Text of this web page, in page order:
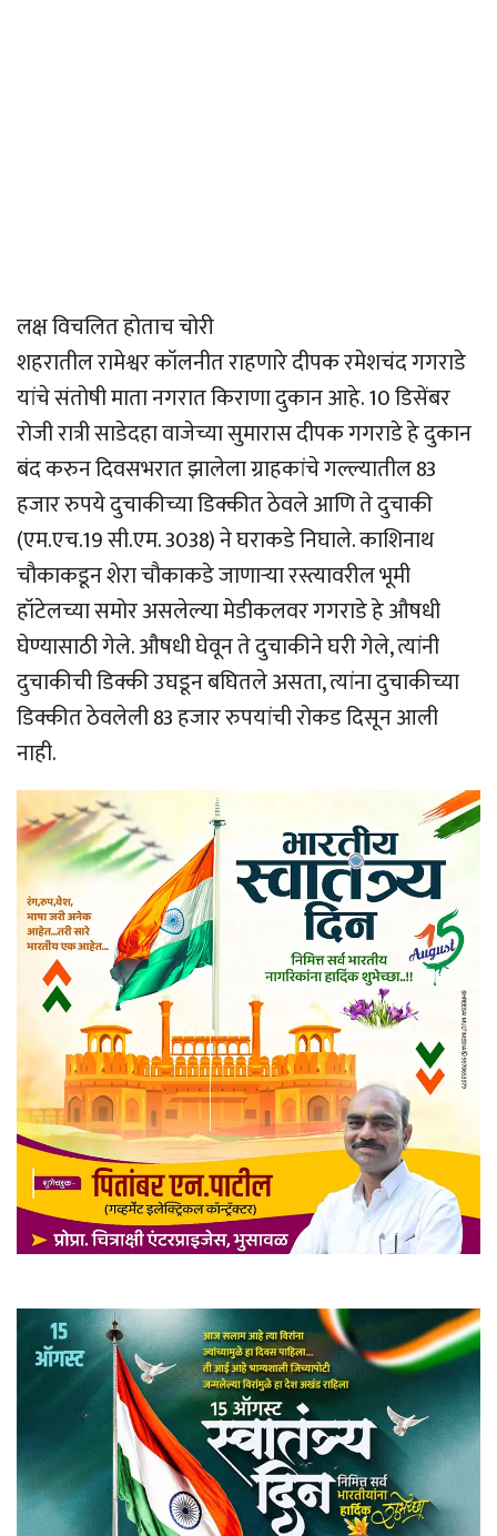
लक्ष विचलित होताच चोरी
शहरातील रामेश्वर कॉलनीत राहणारे दीपक रमेशचंद गगराडे
यांचे संतोषी माता नगरात किराणा दुकान आहे. 10 डिसेंबर
रोजी रात्री साडेदहा वाजेच्या सुमारास दीपक गगराडे हे दुकान
बंद करुन दिवसभरात झालेला ग्राहकांचे गल्ल्यातील 83
हजार रुपये दुचाकीच्या डिक्कीत ठेवले आणि ते दुचाकी
(एम.एच.19 सी.एम. 3038) ने घराकडे निघाले. काशिनाथ
चौकाकडून शेरा चौकाकडे जाणार्‍या रस्त्यावरील भूमी
हॉटेलच्या समोर असलेल्या मेडीकलवर गगराडे हे औषधी
घेण्यासाठी गेले. औषधी घेवून ते दुचाकीने घरी गेले, त्यांनी
दुचाकीची डिक्की उघडून बघितले असता, त्यांना दुचाकीच्या
डिक्कीत ठेवलेली 83 हजार रुपयांची रोकड दिसून आली
नाही.